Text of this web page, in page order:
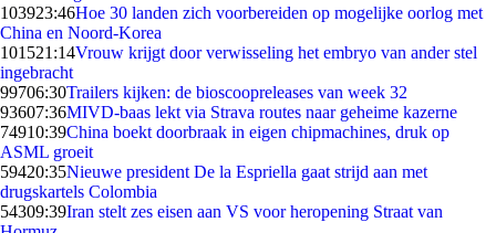
103923:46Hoe 30 landen zich voorbereiden op mogelijke oorlog met
China en Noord-Korea
101521:14Vrouw krijgt door verwisseling het embryo van ander stel
ingebracht
99706:30Trailers kijken: de bioscoopreleases van week 32
93607:36MIVD-baas lekt via Strava routes naar geheime kazerne
74910:39China boekt doorbraak in eigen chipmachines, druk op
ASML groeit
59420:35Nieuwe president De la Espriella gaat strijd aan met
drugskartels Colombia
54309:39Iran stelt zes eisen aan VS voor heropening Straat van